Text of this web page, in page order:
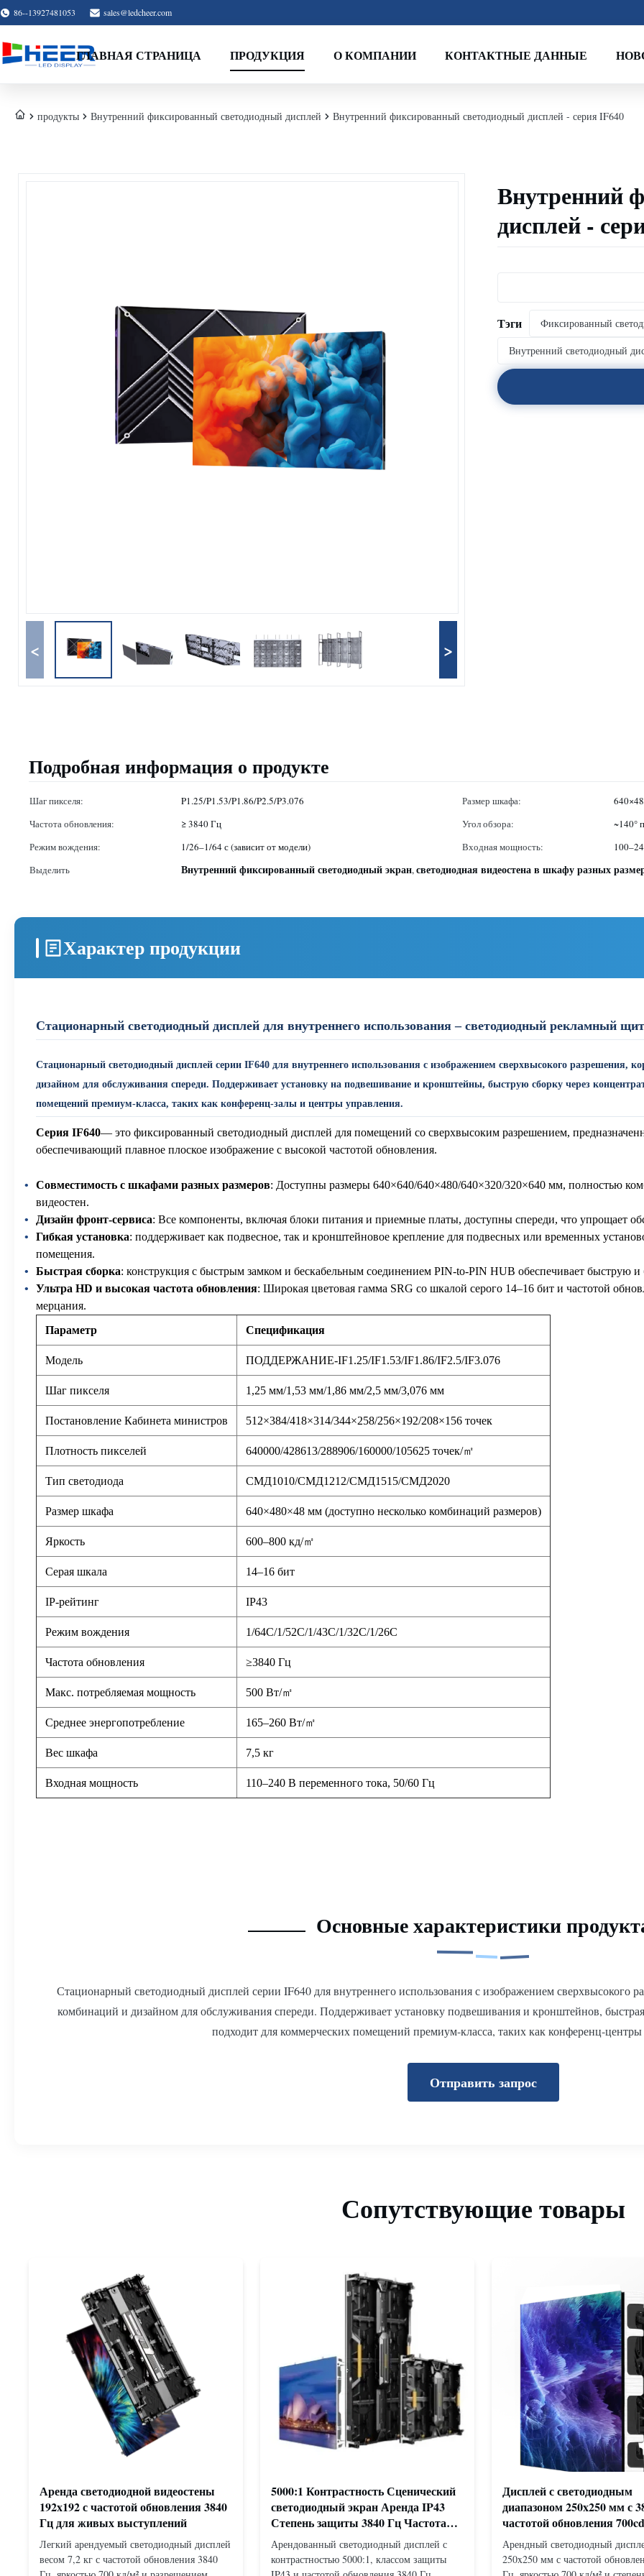
86--13927481053 sales@ledcheer.com
ГЛАВНАЯ СТРАНИЦА ПРОДУКЦИЯ О КОМПАНИИ КОНТАКТНЫЕ ДАННЫЕ
продукты Внутренний фиксированный светодиодный дисплей Внутренний фиксированный светодиодный дисплей - серия IF640
< >
Внутренний
дисплей -
Тэги
Фиксированный
Внутренний светодиодный
Подробная информация о продукте
Шаг пикселя: P1.25/P1.53/P1.86/P2.5/P3.076 Размер шкафа:
Частота обновления:
≥ 3840 Гц Угол обзора:
~140°
Режим вождения:
1/26–1/64 с (зависит от модели) Входная мощность:
Выделить
Внутренний фиксированный светодиодный экран,светодиодная видеостена в шкафу разных
Характер продукции
Стационарный светодиодный дисплей для внутреннего использования – светодиодный рекламный
Стационарный светодиодный дисплей серии IF640 для внутреннего использования с изображением сверхвысокого разрешения,
дизайном для обслуживания спереди. Поддерживает установку на подвешивание и кронштейны, быструю сборку через
помещений премиум-класса, таких как конференц-залы и центры управления.
Серия IF640— это фиксированный светодиодный дисплей для помещений со сверхвысоким разрешением,
обеспечивающий плавное плоское изображение с высокой частотой обновления.
Совместимость с шкафами разных размеров: Доступны размеры 640×640/640×480/640×320/320×640 мм, полностью
видеостен.
Дизайн фронт-сервиса: Все компоненты, включая блоки питания и приемные платы, доступны спереди, что упрощает
Гибкая установка: поддерживает как подвесное, так и кронштейновое крепление для подвесных или временных
помещения.
Быстрая сборка: конструкция с быстрым замком и бескабельным соединением PIN-to-PIN HUB обеспечивает быструю
Ультра HD и высокая частота обновления: Широкая цветовая гамма SRG со шкалой серого 14–16 бит и частотой
мерцания.
Параметр
Спецификация
Модель ПОДДЕРЖАНИЕ-IF1.25/IF1.53/IF1.86/IF2.5/IF3.076
Шаг пикселя 1,25 мм/1,53 мм/1,86 мм/2,5 мм/3,076 мм
Постановление Кабинета министров 512×384/418×314/344×258/256×192/208×156 точек
Плотность пикселей 640000/428613/288906/160000/105625 точек/㎡
Тип светодиода СМД1010/СМД1212/СМД1515/СМД2020
Размер шкафа 640×480×48 мм (доступно несколько комбинаций размеров)
Яркость 600–800 кд/㎡
Серая шкала 14–16 бит
IP-рейтинг IP43
Режим вождения 1/64С/1/52С/1/43С/1/32С/1/26С
Частота обновления ≥3840 Гц
Макс. потребляемая мощность 500 Вт/㎡
Среднее энергопотребление 165–260 Вт/㎡
Вес шкафа 7,5 кг
Входная мощность 110–240 В переменного тока, 50/60 Гц
Основные характеристики
Стационарный светодиодный дисплей серии IF640 для внутреннего использования с изображением сверхвысокого
комбинаций и дизайном для обслуживания спереди. Поддерживает установку подвешивания и кронштейнов,
подходит для коммерческих помещений премиум-класса, таких как конференц-
Отправить запрос
Сопутствующие товары
Аренда светодиодной видеостены
192x192 с частотой обновления 3840
Гц для живых выступлений
Легкий арендуемый светодиодный дисплей
весом 7,2 кг с частотой обновления 3840
5000:1 Контрастность Сценический
светодиодный экран Аренда IP43
Степень защиты 3840 Гц Частота
обновления
Арендованный светодиодный дисплей с
контрастностью 5000:1, классом защиты
Дисплей с светодиодным
диапазоном 250x250 мм с
частотой обновления
яркости
Арендный светодиодный
250x250 мм с частотой